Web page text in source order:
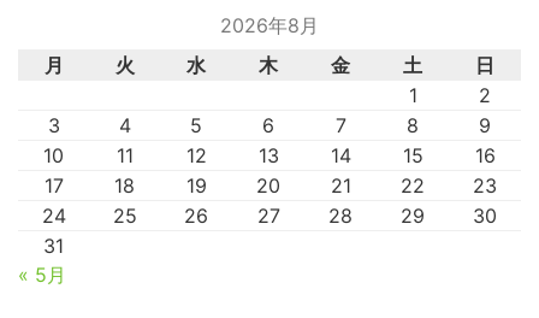
2026年8月
月
火 水 木 金 土
日
1
2
3
4 5 6 7 8
9
10
11 12 13 14 15
16
17
18 19 20 21 22
23
24
25 26 27 28 29
30
31
« 5月